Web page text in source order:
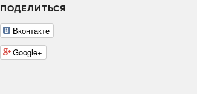
ПОДЕЛИТЬСЯ
Вконтакте
Google+